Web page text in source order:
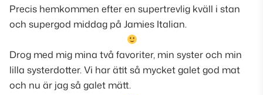
Precis hemkommen efter en supertrevlig kväll i stan
och supergod middag på Jamies Italian.
Drog med mig mina två favoriter, min syster och min
lilla systerdotter. Vi har ätit så mycket galet god mat
och nu är jag så galet mätt.